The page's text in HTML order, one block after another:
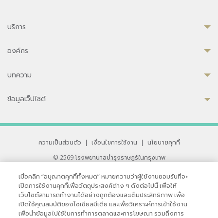
บริการ
องค์กร
บทความ
ข้อมูลเว็ปไซต์
ความเป็นส่วนตัว | เงื่อนไขการใช้งาน |
นโยบายคุกกี้
© 2569 โรงพยาบาลบำรุงราษฎร์ในกรุงเทพ
33 สุขุมวิท ซอย 3 เขตวัฒนา กรุงเทพ 10110 ประเทศไทย
หากท่านมีข้อคิดเห็นหรือปัญหาในการใช้เว็บไซต์ของเรา
เมื่อคลิก “อนุญาตคุกกี้ทั้งหมด” หมายความว่าผู้ใช้งานยอมรับที่จะ
เปิดการใช้งานคุกกี้เพื่อวัตถุประสงค์ต่าง ๆ ดังต่อไปนี้ เพื่อให้
เว็บไซต์สามารถทำงานได้อย่างถูกต้องและเต็มประสิทธิภาพ เพื่อ
เปิดใช้คุณสมบัติของโซเชียลมีเดีย และเพื่อวิเคราะห์การเข้าใช้งาน
เพื่อนำข้อมูลไปใช้ในการทำการตลาดและการโฆษณา รวมถึงการ